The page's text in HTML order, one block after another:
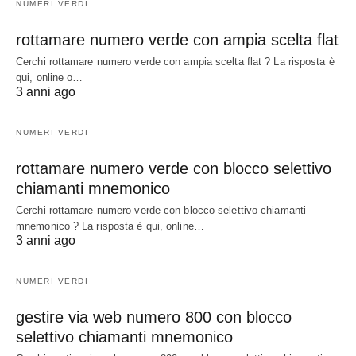
NUMERI VERDI
rottamare numero verde con ampia scelta flat
Cerchi rottamare numero verde con ampia scelta flat ? La risposta è
qui, online o…
3 anni ago
NUMERI VERDI
rottamare numero verde con blocco selettivo
chiamanti mnemonico
Cerchi rottamare numero verde con blocco selettivo chiamanti
mnemonico ? La risposta è qui, online…
3 anni ago
NUMERI VERDI
gestire via web numero 800 con blocco
selettivo chiamanti mnemonico